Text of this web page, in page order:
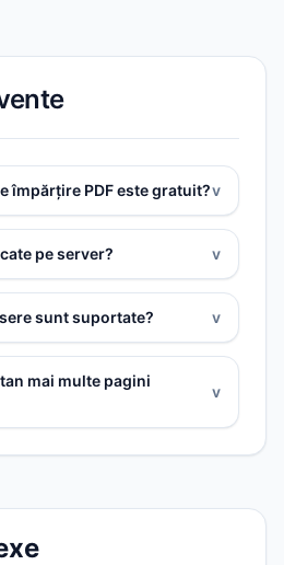
împărțire PDF este gratuit?v
pe server? v
sunt suportate? v
mai multe pagini
v